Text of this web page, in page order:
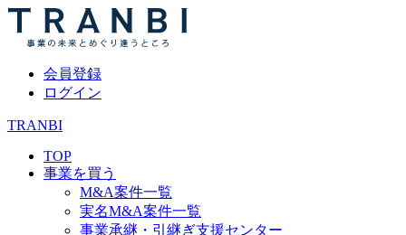
会員登録
ログイン
TRANBI
TOP
事業を買う
M&A案件一覧
実名M&A案件一覧
事業承継・引継ぎ支援センター